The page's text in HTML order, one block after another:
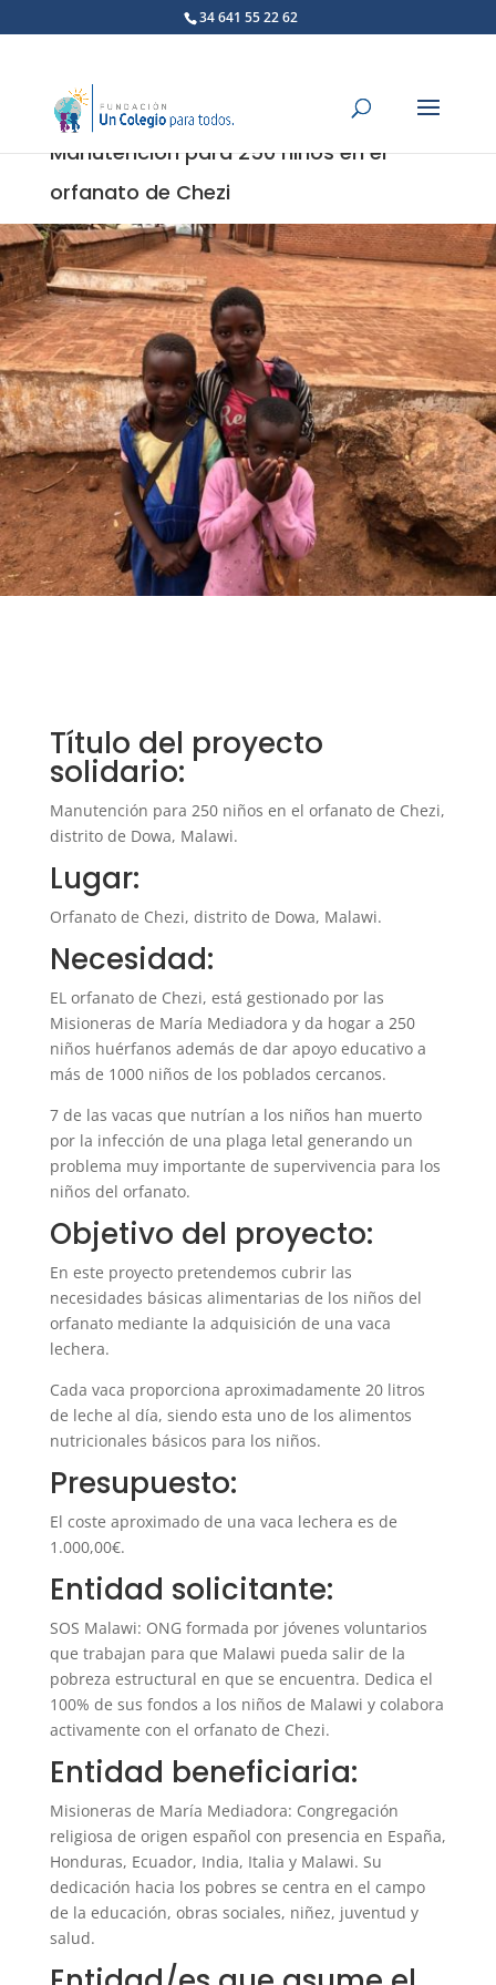
34 641 55 22 62
Manutención para 250 niños en el
orfanato de Chezi
Título del proyecto
solidario:
Manutención para 250 niños en el orfanato de Chezi,
distrito de Dowa, Malawi.
Lugar:
Orfanato de Chezi, distrito de Dowa, Malawi.
Necesidad:
EL orfanato de Chezi, está gestionado por las
Misioneras de María Mediadora y da hogar a 250
niños huérfanos además de dar apoyo educativo a
más de 1000 niños de los poblados cercanos.
7 de las vacas que nutrían a los niños han muerto
por la infección de una plaga letal generando un
problema muy importante de supervivencia para los
niños del orfanato.
Objetivo del proyecto:
En este proyecto pretendemos cubrir las
necesidades básicas alimentarias de los niños del
orfanato mediante la adquisición de una vaca
lechera.
Cada vaca proporciona aproximadamente 20 litros
de leche al día, siendo esta uno de los alimentos
nutricionales básicos para los niños.
Presupuesto:
El coste aproximado de una vaca lechera es de
1.000,00€.
Entidad solicitante:
SOS Malawi: ONG formada por jóvenes voluntarios
que trabajan para que Malawi pueda salir de la
pobreza estructural en que se encuentra. Dedica el
100% de sus fondos a los niños de Malawi y colabora
activamente con el orfanato de Chezi.
Entidad beneficiaria:
Misioneras de María Mediadora: Congregación
religiosa de origen español con presencia en España,
Honduras, Ecuador, India, Italia y Malawi. Su
dedicación hacia los pobres se centra en el campo
de la educación, obras sociales, niñez, juventud y
salud.